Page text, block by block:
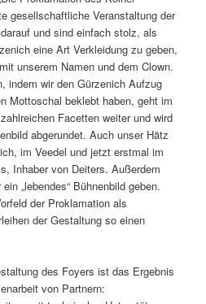
gesellschaftliche Veranstaltung der
und sind einfach stolz, als
eine Art Verkleidung zu geben,
unserem Namen und dem Clown.
indem wir den Gürzenich Aufzug
Mottoschal beklebt haben, geht im
Facetten weiter und wird
abgerundet. Auch unser Hätz
im Veedel und jetzt erstmal im
Inhaber von Deiters. Außerdem
„lebendes“ Bühnenbild geben.
der Proklamation als
der Gestaltung so einen
des Foyers ist das Ergebnis
von Partnern: